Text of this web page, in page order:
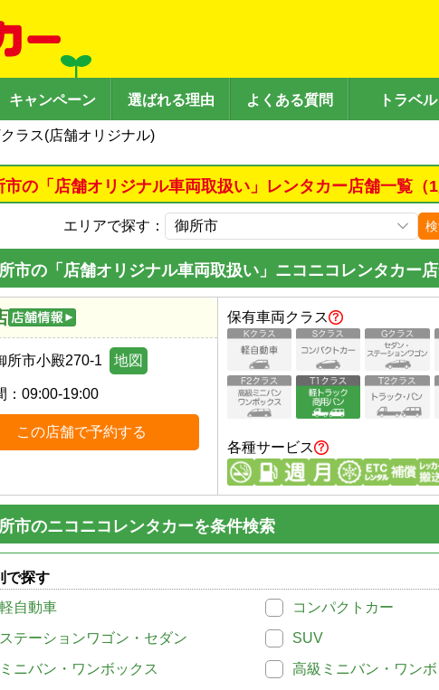
キャンペーン 選ばれる理由 よくある質問 トラベル
ラス(店舗オリジナル)
市の「店舗オリジナル車両取扱い」レンタカー店舗一覧（1
エリアで探す：
市の「店舗オリジナル車両取扱い」ニコニコレンタカー
所市小殿270-1 地図
09:00-19:00
この店舗で予約する
保有車両クラス
各種サービス
市のニコニコレンタカーを条件検索
で探す
軽自動車
コンパクトカー
ステーションワゴン・セダン
SUV
ミニバン・ワンボックス
高級ミニバン・ワンボ